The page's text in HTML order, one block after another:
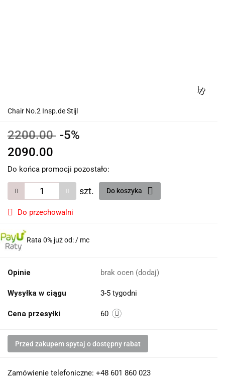
Chair No.2 Insp.de Stijl
2200.00 -5%
2090.00
Do końca promocji pozostało:
szt. Do koszyka
Do przechowalni
Rata 0% już od:/ mc
Opinie brak ocen (dodaj)
Wysyłka w ciągu 3-5 tygodni
Cena przesyłki 60
Przed zakupem spytaj o dostępny rabat
Zamówienie telefoniczne: +48 601 860 023